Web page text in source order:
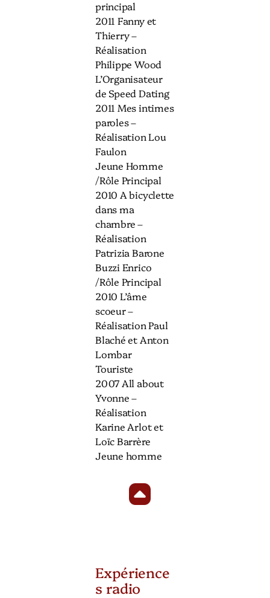
principal
2011 Fanny et
Thierry –
Réalisation
Philippe Wood
L’Organisateur
de Speed Dating
2011 Mes intimes
paroles –
Réalisation Lou
Faulon
Jeune Homme
/Rôle Principal
2010 A bicyclette
dans ma
chambre –
Réalisation
Patrizia Barone
Buzzi Enrico
/Rôle Principal
2010 L’âme
scoeur –
Réalisation Paul
Blaché et Anton
Lombar
Touriste
2007 All about
Yvonne –
Réalisation
Karine Arlot et
Loïc Barrère
Jeune homme
Expérience
s radio